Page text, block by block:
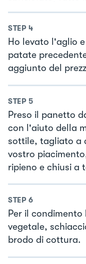
STEP 4
Ho levato l'aglio
patate
aggiunto del
STEP 5
Preso il panetto
con l'aiuto della
sottile, tagliato a
vostro
ripieno e chiusi a
STEP 6
Per il
vegetale,
brodo di cottura.